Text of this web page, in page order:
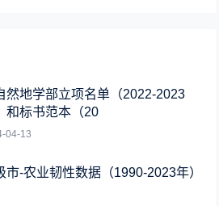
然地学部立项名单（2022-2023
和标书范本（20
04-13
市-农业韧性数据（1990-2023年）